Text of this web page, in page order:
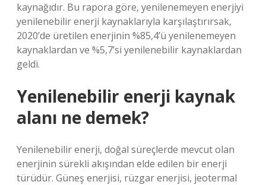
kaynağıdır. Bu rapora göre, yenilenemeyen enerjiyi
yenilenebilir enerji kaynaklarıyla karşılaştırırsak,
2020’de üretilen enerjinin %85,4’ü yenilenemeyen
kaynaklardan ve %5,7’si yenilenebilir kaynaklardan
geldi.
Yenilenebilir enerji kaynak
alanı ne demek?
Yenilenebilir enerji, doğal süreçlerde mevcut olan
enerjinin sürekli akışından elde edilen bir enerji
türüdür. Güneş enerjisi, rüzgar enerjisi, jeotermal